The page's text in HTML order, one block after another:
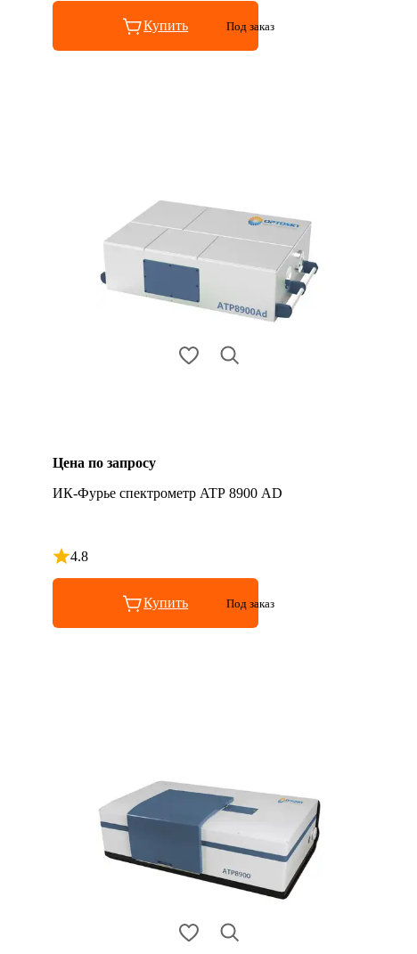
Купить Под заказ
Цена по запросу
ИК-Фурье спектрометр ATP 8900 AD
4.8
Рейтинг 4.8 из 5
Купить Под заказ